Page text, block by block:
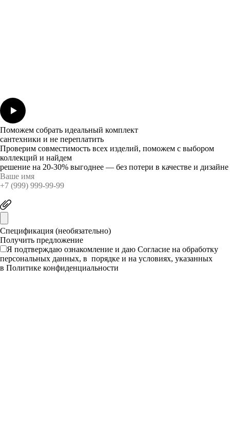
Поможем собрать идеальный комплект
сантехники и не переплатить
Проверим совместимость всех изделий, поможем с выбором
коллекций и найдем
решение на 20-30% выгоднее — без потери в качестве и дизайне
Спецификация (необязательно)
Я подтверждаю ознакомление и даю Согласие на обработку
персональных данных, в порядке и на условиях, указанных
в Политике конфиденциальности